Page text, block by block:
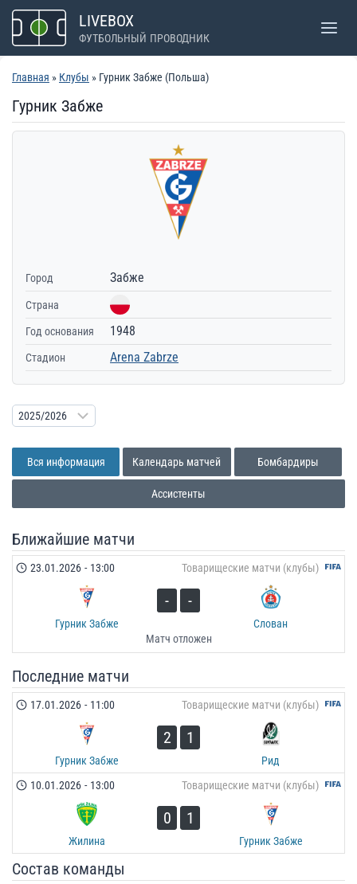
Перейти
содержимому
LIVEBOX
ФУТБОЛЬНЫЙ ПРОВОДНИК
Главная » Клубы » Гурник Забже (Польша)
Гурник Забже
Город Забже
Страна
Год основания 1948
Стадион Arena Zabrze
Вся информация Календарь матчей Бомбардиры
Ассистенты
Ближайшие матчи
Товарищеские матчи (клубы)
23.01.2026 - 13:00
Гурник Забже
- -
Слован
Матч отложен
Последние матчи
Товарищеские матчи (клубы)
17.01.2026 - 11:00
Гурник Забже
2 1
Рид
Товарищеские матчи (клубы)
10.01.2026 - 13:00
Жилина
0 1
Гурник Забже
Состав команды